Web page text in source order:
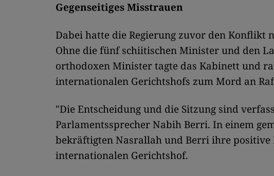
Gegenseitiges Misstrauen
Dabei hatte die Regierung zuvor den Konflikt
Ohne die fünf schiitischen Minister und den
orthodoxen Minister tagte das Kabinett und
internationalen Gerichtshofs zum Mord an
"Die Entscheidung und die Sitzung sind
Parlamentssprecher Nabih Berri. In einem
bekräftigten Nasrallah und Berri ihre positive
internationalen Gerichtshof.